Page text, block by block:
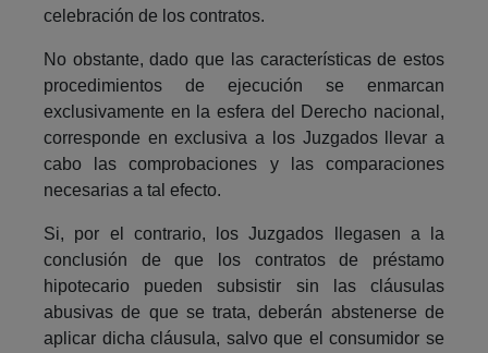
celebración de los contratos.
No obstante, dado que las características de estos
procedimientos de ejecución se enmarcan
exclusivamente en la esfera del Derecho nacional,
corresponde en exclusiva a los Juzgados llevar a
cabo las comprobaciones y las comparaciones
necesarias a tal efecto.
Si, por el contrario, los Juzgados llegasen a la
conclusión de que los contratos de préstamo
hipotecario pueden subsistir sin las cláusulas
abusivas de que se trata, deberán abstenerse de
aplicar dicha cláusula, salvo que el consumidor se